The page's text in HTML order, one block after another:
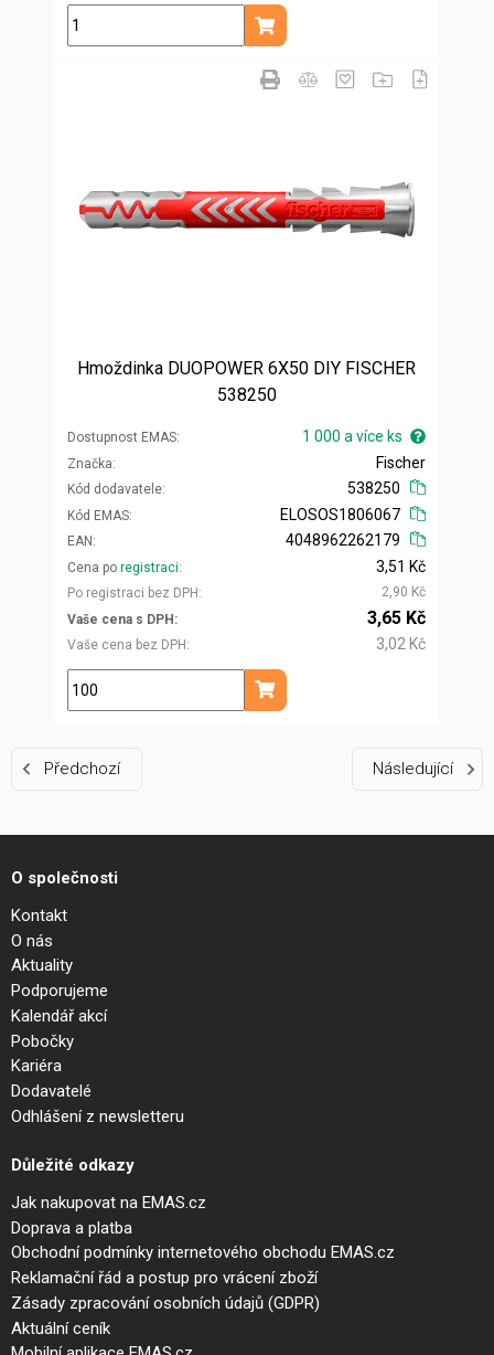
ks
Přidat do košíku
Hmoždinka DUOPOWER 6X50 DIY FISCHER
538250
Dostupnost EMAS 1 000 a více ks
Značka
Kód dodavatele
Fischer
538250
Kód EMAS
EAN
ELOSOS1806067
4048962262179
Cena po registraci
Po registraci bez DPH
3,51 Kč
2,90 Kč
Vaše cena s DPH
Vaše cena bez DPH
3,65 Kč
3,02 Kč
ks
Přidat do košíku
Předchozí Následující
O společnosti
Kontakt
O nás
Aktuality
Podporujeme
Kalendář akcí
Pobočky
Kariéra
Dodavatelé
Odhlášení z newsletteru
Důležité odkazy
Jak nakupovat na EMAS.cz
Doprava a platba
Obchodní podmínky internetového obchodu EMAS.cz
Reklamační řád a postup pro vrácení zboží
Zásady zpracování osobních údajů (GDPR)
Aktuální ceník